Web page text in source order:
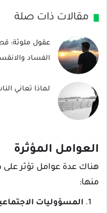
مقالات ذات صلة
عقول ملوثة:
الفساد
لماذا تعاني
العوامل المؤثرة
هناك عدة عوامل تؤثر
منها:
المسؤوليات